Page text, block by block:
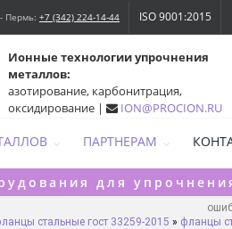
Пермь: +7 (342) 224-14-44 ISO 9001:2015
Ионные технологии упрочнения
металлов:
азотирование, карбонитрация,
оксидирование |
ION@PROCION.RU
ПАРТНЕРАМ
для
стальные гост 33259-2015 » фланцы